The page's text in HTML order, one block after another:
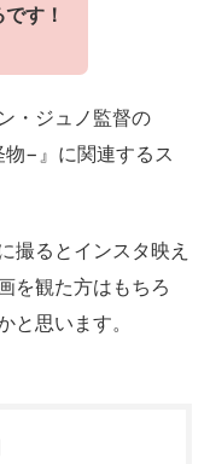
す！
・ジュノ監督の
−』に関連するス
撮るとインスタ映え
を観た方はもちろ
と思います。